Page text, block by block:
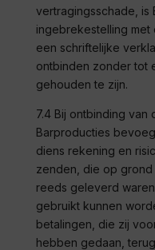
vertragingsschade, is
ingebrekestelling met
een schriftelijke
ontbinden zonder tot
gehouden te zijn.
7.4 Bij ontbinding van
Barproducties
diens rekening en
zenden, die op
reeds geleverd
gebruikt kunnen
betalingen, die zij
hebben gedaan,